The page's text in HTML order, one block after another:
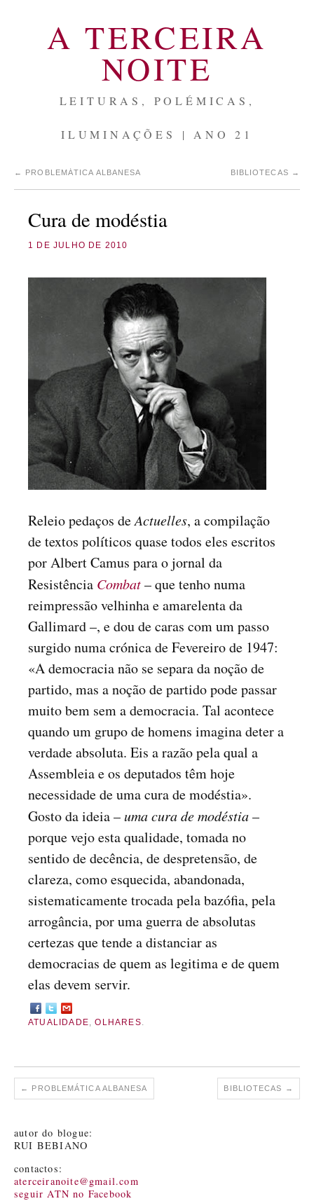
A TERCEIRA
NOITE
LEITURAS, POLÉMICAS,
ILUMINAÇÕES | ANO 21
← PROBLEMÁTICA ALBANESA BIBLIOTECAS →
Cura de modéstia
1 DE JULHO DE 2010
Releio pedaços deActuelles, a compilação
de textos políticos quase todos eles escritos
por Albert Camus para o jornal da
Resistência Combat– que tenho numa
reimpressão velhinha e amarelenta da
Gallimard –, e dou de caras com um passo
surgido numa crónica de Fevereiro de 1947:
«A democracia não se separa da noção de
partido, mas a noção de partido pode passar
muito bem sem a democracia. Tal acontece
quando um grupo de homens imagina deter a
verdade absoluta. Eis a razão pela qual a
Assembleia e os deputados têm hoje
necessidade de uma cura de modéstia».
Gosto da ideia –uma cura de modéstia–
porque vejo esta qualidade, tomada no
sentido de decência, de despretensão, de
clareza, como esquecida, abandonada,
sistematicamente trocada pela bazófia, pela
arrogância, por uma guerra de absolutas
certezas que tende a distanciar as
democracias de quem as legitima e de quem
elas devem servir.
ATUALIDADE,OLHARES.
← PROBLEMÁTICA ALBANESA BIBLIOTECAS →
autor do blogue:
RUI BEBIANO
contactos:
aterceiranoite@gmail.com
seguir ATN no Facebook